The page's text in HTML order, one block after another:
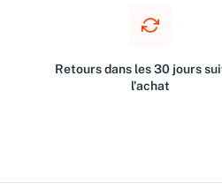
Retours dans les 30 jours
l'achat